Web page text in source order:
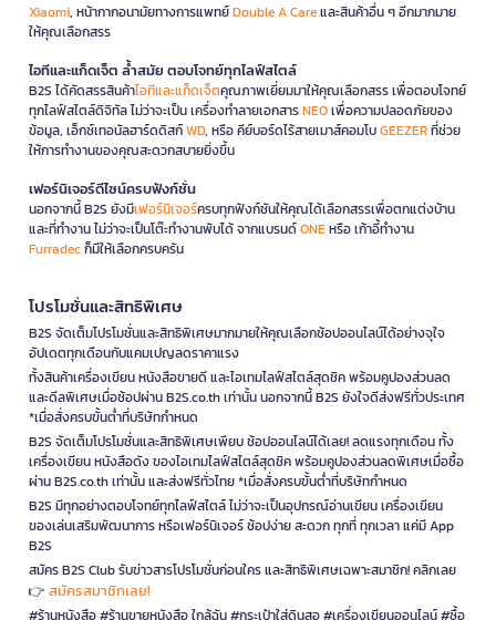
Xiaomi, หน้ากากอนามัยทางการแพทย์Double A Careและสินค้าอื่น ๆ อีกมากมาย
ให้คุณเลือกสรร
ไอทีและแก็ดเจ็ต ล้ำสมัย ตอบโจทย์ทุกไลฟ์สไตล์
B2S ได้คัดสรรสินค้าไอทีและแก็ดเจ็ตคุณภาพเยี่ยมมาให้คุณเลือกสรร เพื่อตอบโจทย์
ทุกไลฟ์สไตล์ดิจิทัล ไม่ว่าจะเป็น เครื่องทำลายเอกสารNEOเพื่อความปลอดภัยของ
ข้อมูล, เอ็กซ์เทอนัลฮาร์ดดิสก์WD, หรือ คีย์บอร์ดไร้สายเมาส์คอมโบGEEZERที่ช่วย
ให้การทำงานของคุณสะดวกสบายยิ่งขึ้น
เฟอร์นิเจอร์ดีไซน์ครบฟังก์ชั่น
นอกจากนี้ B2S ยังมีเฟอร์นิเจอร์ครบทุกฟังก์ชันให้คุณได้เลือกสรรเพื่อตกแต่งบ้าน
และที่ทำงาน ไม่ว่าจะเป็นโต๊ะทำงานพับได้ จากแบรนด์ONEหรือ เก้าอี้ทำงาน
Furradecก็มีให้เลือกครบครัน
โปรโมชั่นและสิทธิพิเศษ
B2S จัดเต็มโปรโมชั่นและสิทธิพิเศษมากมายให้คุณเลือกช้อปออนไลน์ได้อย่างจุใจ
อัปเดตทุกเดือนกับแคมเปญลดราคาแรง
ทั้งสินค้าเครื่องเขียน หนังสือขายดี และไอเทมไลฟ์สไตล์สุดชิค พร้อมคูปองส่วนลด
และดีลพิเศษเมื่อช้อปผ่าน B2S.co.th เท่านั้น นอกจากนี้ B2S ยังใจดีส่งฟรีทั่วประเทศ
*เมื่อสั่งครบขั้นต่ำที่บริษัทกำหนด
B2S จัดเต็มโปรโมชั่นและสิทธิพิเศษเพียบ ช้อปออนไลน์ได้เลย! ลดแรงทุกเดือน ทั้ง
เครื่องเขียน หนังสือดัง ของไอเทมไลฟ์สไตล์สุดชิค พร้อมคูปองส่วนลดพิเศษเมื่อซื้อ
ผ่าน B2S.co.th เท่านั้น และส่งฟรีทั่วไทย *เมื่อสั่งครบขั้นต่ำที่บริษัทกำหนด
B2S มีทุกอย่างตอบโจทย์ทุกไลฟ์สไตล์ ไม่ว่าจะเป็นอุปกรณ์อ่านเขียน เครื่องเขียน
ของเล่นเสริมพัฒนาการ หรือเฟอร์นิเจอร์ ช้อปง่าย สะดวก ทุกที่ ทุกเวลา แค่มี App
B2S
สมัคร B2S Club รับข่าวสารโปรโมชั่นก่อนใคร และสิทธิพิเศษเฉพาะสมาชิก! คลิกเลย
👉 สมัครสมาชิกเลย!
#ร้านหนังสือ #ร้านขายหนังสือ ใกล้ฉัน #กระเป๋าใส่ดินสอ #เครื่องเขียนออนไลน์ #ซื้อ